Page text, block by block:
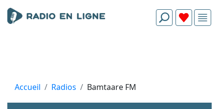
Accueil Radios Bamtaare FM